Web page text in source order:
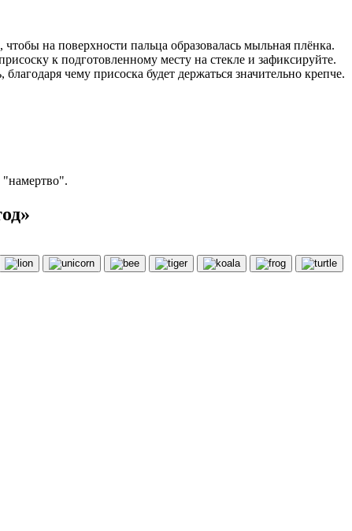
на поверхности пальца образовалась мыльная плёнка.
к подготовленному месту на стекле и зафиксируйте.
чему присоска будет держаться значительно крепче.
"намертво".